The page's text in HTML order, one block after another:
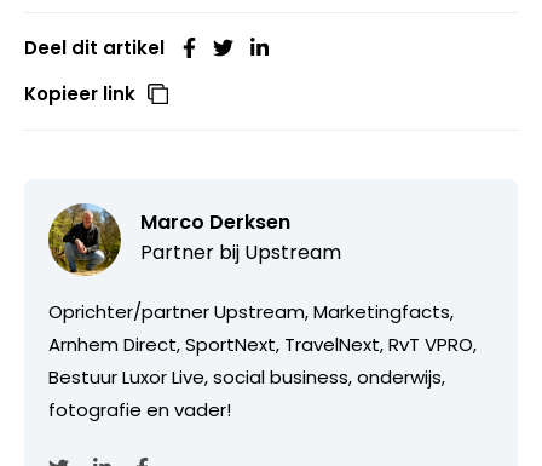
Deel dit artikel
Kopieer link
Marco Derksen
Partner bij Upstream
Oprichter/partner Upstream, Marketingfacts,
Arnhem Direct, SportNext, TravelNext, RvT VPRO,
Bestuur Luxor Live, social business, onderwijs,
fotografie en vader!